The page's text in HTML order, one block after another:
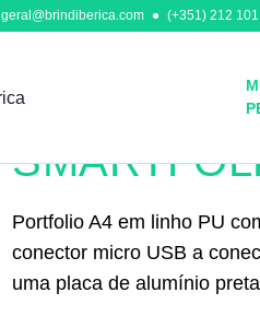
geral@brindiberica.com (+351) 212
Portfolio A4 em linho PU
conector micro USB a
uma placa de alumínio